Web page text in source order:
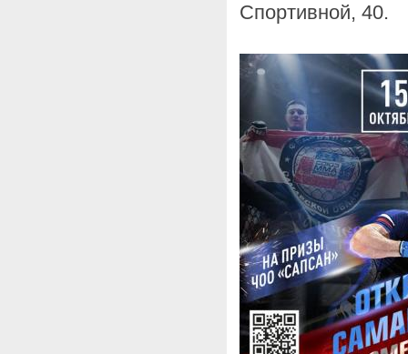
Спортивной, 40.